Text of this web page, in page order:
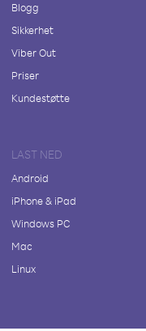
Blogg
Sikkerhet
Viber Out
Priser
Kundestøtte
LAST NED
Android
iPhone & iPad
Windows PC
Mac
Linux